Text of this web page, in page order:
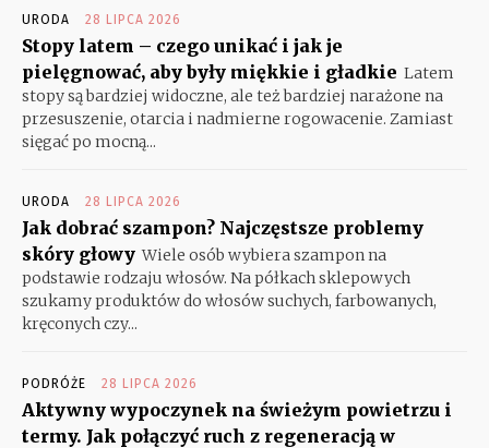
URODA 28 LIPCA 2026
Stopy latem – czego unikać i jak je
pielęgnować, aby były miękkie i gładkie Latem
stopy są bardziej widoczne, ale też bardziej narażone na
przesuszenie, otarcia i nadmierne rogowacenie. Zamiast
sięgać po mocną...
URODA 28 LIPCA 2026
Jak dobrać szampon? Najczęstsze problemy
skóry głowy Wiele osób wybiera szampon na
podstawie rodzaju włosów. Na półkach sklepowych
szukamy produktów do włosów suchych, farbowanych,
kręconych czy...
PODRÓŻE 28 LIPCA 2026
Aktywny wypoczynek na świeżym powietrzu i
termy. Jak połączyć ruch z regeneracją w